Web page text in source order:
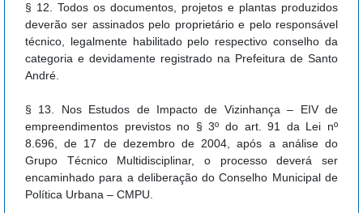
§ 12. Todos os documentos, projetos e plantas produzidos
deverão ser assinados pelo proprietário e pelo responsável
técnico, legalmente habilitado pelo respectivo conselho da
categoria e devidamente registrado na Prefeitura de Santo
André.
§ 13. Nos Estudos de Impacto de Vizinhança – EIV de
empreendimentos previstos no § 3º do art. 91 da Lei nº
8.696, de 17 de dezembro de 2004, após a análise do
Grupo Técnico Multidisciplinar, o processo deverá ser
encaminhado para a deliberação do Conselho Municipal de
Política Urbana – CMPU.